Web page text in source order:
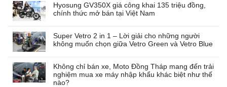
Hyosung GV350X giá công khai 135 triệu đồng,
chính thức mở bán tại Việt Nam
Super Vetro 2 in 1 – Lời giải cho những người
không muốn chọn giữa Vetro Green và Vetro Blue
Không chỉ bán xe, Moto Đồng Tháp mang đến trải
nghiệm mua xe máy nhập khẩu khác biệt như thế
nào?